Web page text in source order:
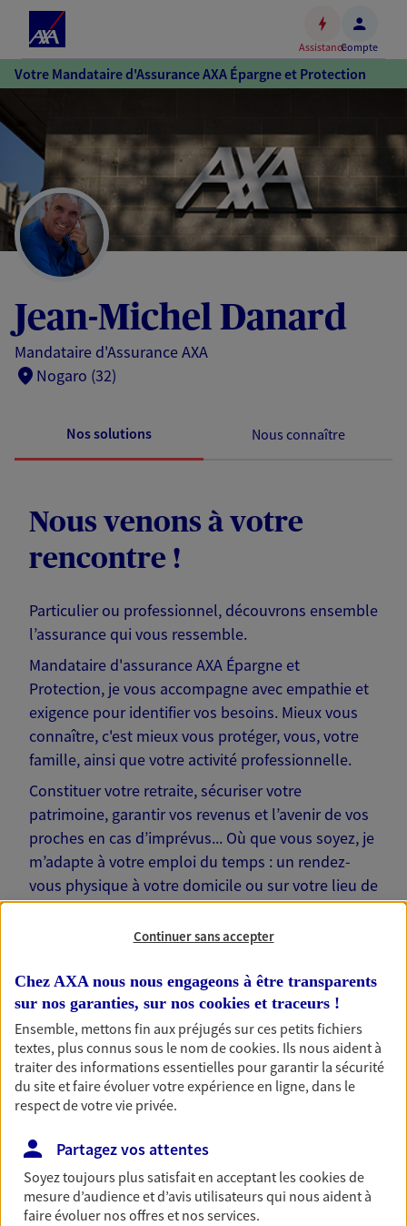
Accéder
au
Accéder
au
pied
de
page
AssistanceCompte
Votre Mandataire d'Assurance AXA Épargne et Protection
Jean-Michel Danard
Mandataire d'Assurance AXA
Nogaro (32)
Nos solutions Nous connaître
Nous venons à votre
rencontre !
Particulier ou professionnel, découvrons ensemble
l’assurance qui vous ressemble.
Mandataire d'assurance AXA Épargne et
Protection, je vous accompagne avec empathie et
exigence pour identifier vos besoins. Mieux vous
connaître, c'est mieux vous protéger, vous, votre
famille, ainsi que votre activité professionnelle.
Constituer votre retraite, sécuriser votre
patrimoine, garantir vos revenus et l’avenir de vos
proches en cas d’imprévus... Où que vous soyez, je
m’adapte à votre emploi du temps : un rendez-
vous physique à votre domicile ou sur votre lieu de
travail… Je suis là pour échanger avec vous !
Nos offres phares
Épargne
immobilier, études des enfants ou voyage autour
du monde… Épargnez à votre rythme et
simplement, selon votre profil.
Continuer sans accepter
Chez AXA nous nous engageons à être transparents
sur nos garanties, sur nos cookies et traceurs !
Ensemble, mettons fin aux préjugés sur ces petits fichiers
textes, plus connus sous le nom decookies. Ils nous aident à
traiter des informations essentielles pour garantir la sécurité
du site et faire évoluer votre expérience en ligne, dans le
respect de votre vie privée.
Partagez vos attentes
Soyez toujours plus satisfait en acceptant lescookiesde
mesure d’audience et d’avis utilisateurs qui nous aident à
faire évoluer nos offres et nos services.